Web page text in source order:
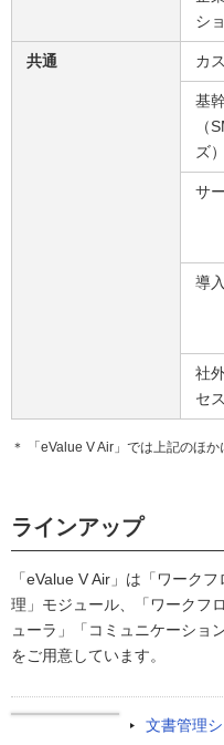
シ
共通 カ
基
（
ズ
サ
導
社
セス
＊ 「eValue V Air」では上記のほ
ラインアップ
「eValue V Air」は「ワーク
理」モジュール、「ワークフ
ューラ」「コミュニケーショ
をご用意しています。
文書管理